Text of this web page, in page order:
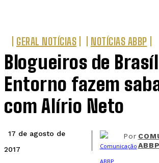
GERAL NOTÍCIAS NOTÍCIAS ABBP
Blogueiros de
Entorno fazem
com Alírio Neto
17 de agosto de
2017
Por
ABBP